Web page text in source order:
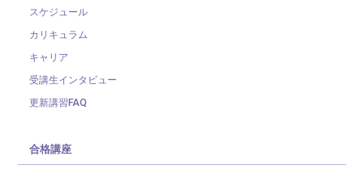
スケジュール
カリキュラム
キャリア
受講生インタビュー
更新講習FAQ
合格講座